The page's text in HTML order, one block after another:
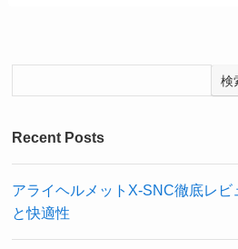
検
Recent Posts
アライヘルメットX-SNC徹底レビ
と快適性